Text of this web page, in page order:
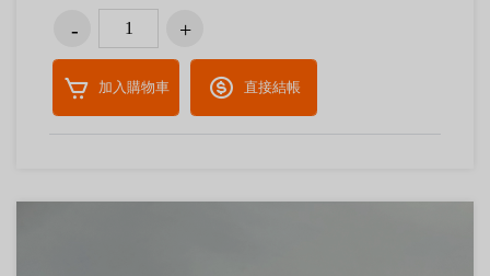
加入購物車 直接結帳